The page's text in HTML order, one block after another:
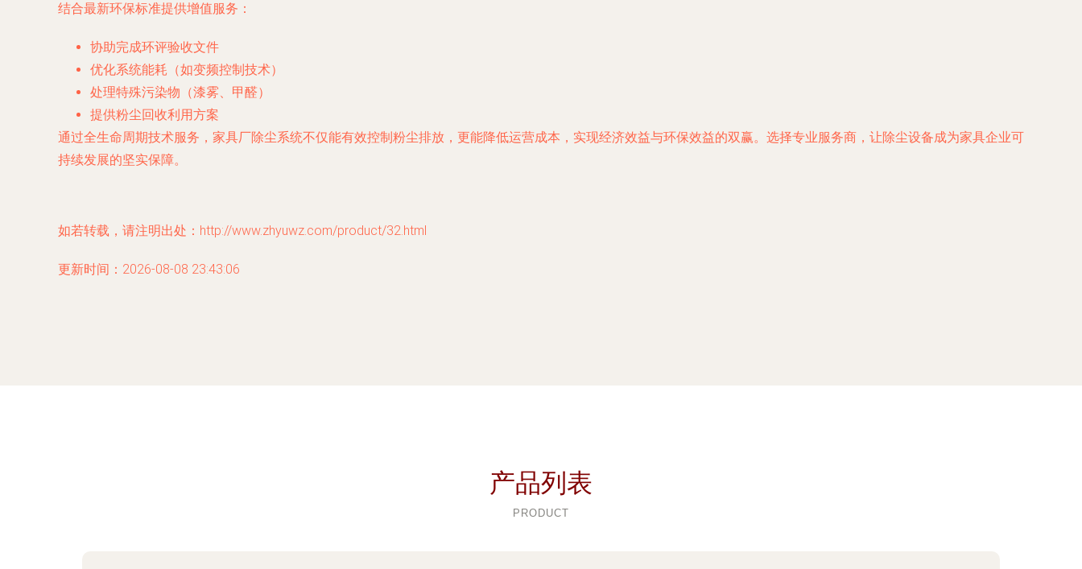
结合最新环保标准提供增值服务：
协助完成环评验收文件
优化系统能耗（如变频控制技术）
处理特殊污染物（漆雾、甲醛）
提供粉尘回收利用方案
通过全生命周期技术服务，家具厂除尘系统不仅能有效控制粉尘排放，更能降低运营成本，实现经济效益与环保效益的双赢。选择专业服务商，让除尘设备成为家具企业可
持续发展的坚实保障。
如若转载，请注明出处：http://www.zhyuwz.com/product/32.html
更新时间：2026-08-08 23:43:06
产品列表
PRODUCT